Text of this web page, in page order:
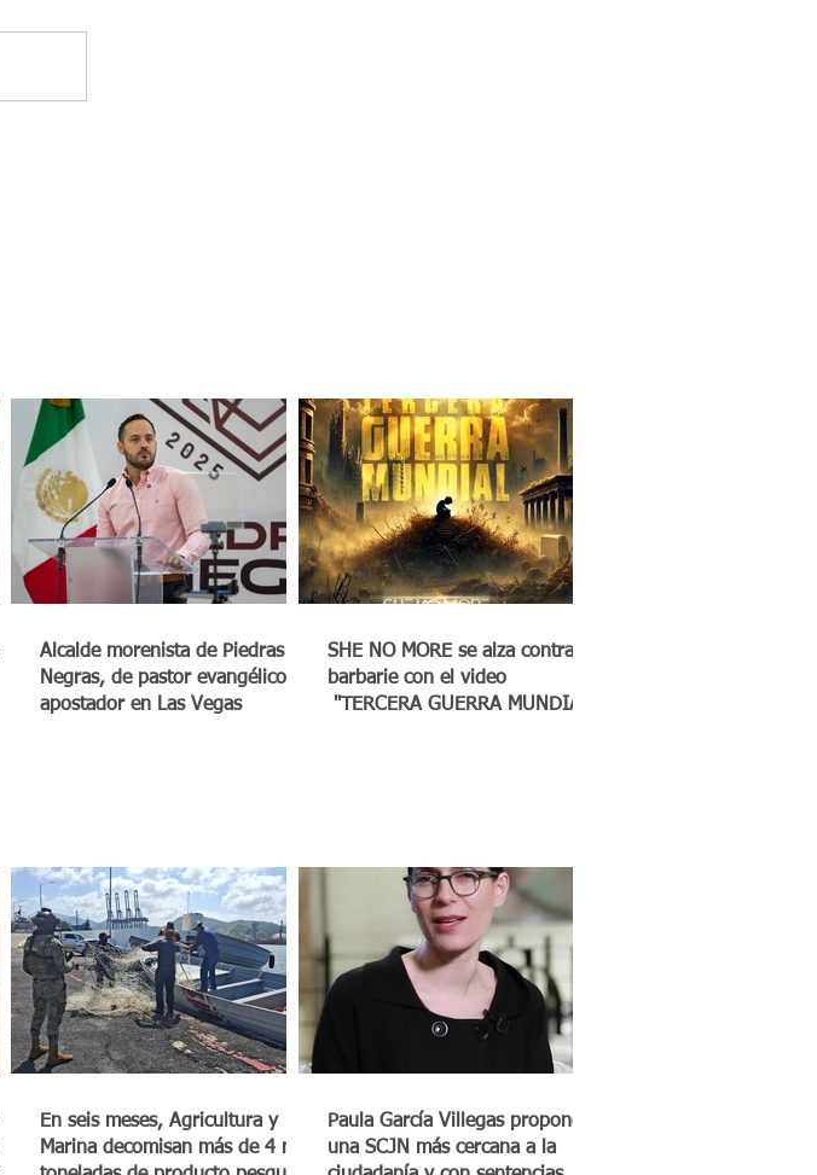
Alcalde morenista de Piedras
Negras, de pastor evangélico a
apostador en Las Vegas
SHE NO MORE se alza contra la
barbarie con el video
"TERCERA GUERRA MUNDIAL"
En seis meses, Agricultura y
Marina decomisan más de 4 mil
Paula García Villegas propone
una SCJN más cercana a la